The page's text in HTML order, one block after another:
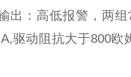
出：高低报警，两
驱动阻抗大于800欧